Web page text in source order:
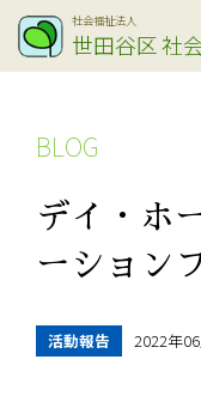
社会福祉法人
世田谷区社
BLOG
デイ・ホ
ーション
活動報告 2022年